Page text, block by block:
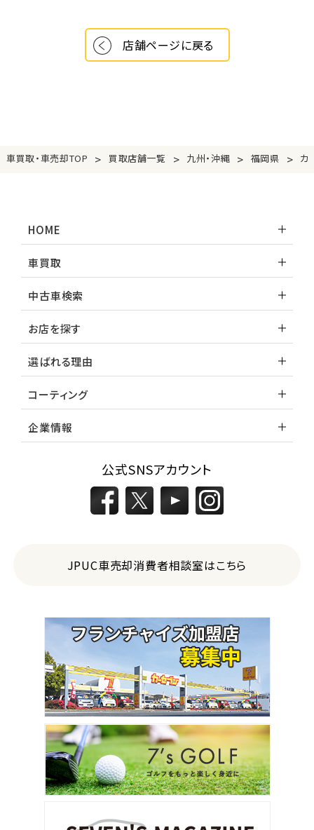
店舗ページに戻る
車買取・車売却TOP > 買取店舗一覧 > 九州・沖縄 > 福岡県 > カ
HOME
車買取
中古車検索
お店を探す
選ばれる理由
コーティング
企業情報
公式SNSアカウント
JPUC車売却消費者相談室はこちら